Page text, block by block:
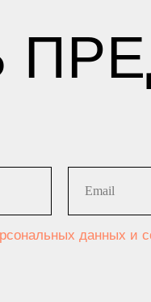
данных и